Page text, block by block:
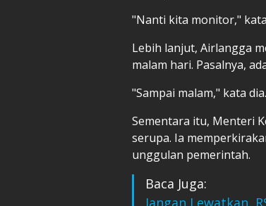
"Nanti kita monitor,"
Lebih lanjut, Airlangga
malam hari. Pasalnya,
"Sampai malam," kata dia.
Sementara itu, Menteri
serupa. Ia
unggulan pemerintah.
Baca Juga:
Jangan Lewatkan,